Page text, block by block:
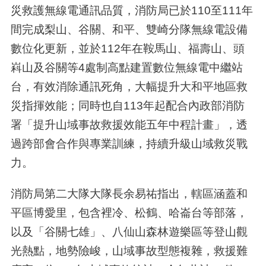
災救護無線電通訊品質，消防局已於110至111年
間完成梨山、谷關、和平、雙崎分隊無線電設備
數位化更新，並於112年在鞍馬山、福壽山、頭
嵙山及谷關等4處制高點建置數位無線電中繼站
台，有效消除通訊死角，大幅提升大和平地區救
災指揮效能；同時也自113年起配合內政部消防
署「提升山域事故救援效能五年中程計畫」，透
過跨部會合作與專業訓練，持續升級山域救災戰
力。
消防局第二大隊大隊長余易祐指出，轄區涵蓋和
平區博愛里，包含裡冷、松鶴、哈崙台等部落，
以及「谷關七雄」、八仙山森林遊樂區等登山觀
光熱點，地勢險峻，山域事故型態複雜，救援難